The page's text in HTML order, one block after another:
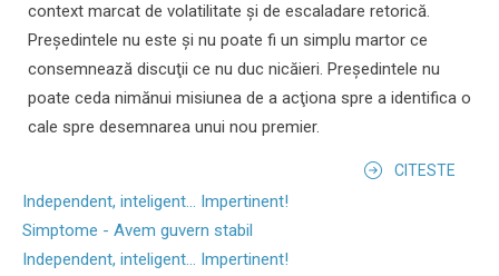
context marcat de volatilitate şi de escaladare retorică.
Preşedintele nu este şi nu poate fi un simplu martor ce
consemnează discuţii ce nu duc nicăieri. Preşedintele nu
poate ceda nimănui misiunea de a acţiona spre a identifica o
cale spre desemnarea unui nou premier.
CITESTE
Independent, inteligent... Impertinent!
Simptome - Avem guvern stabil
Independent, inteligent... Impertinent!